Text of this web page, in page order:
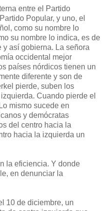
entre el Partido
Popular, y uno, el
como su nombre lo
su nombre lo indica, es de
y así gobierna. La señora
occidental mejor
países nórdicos tienen un
diferente y son de
pierde, suben los
Cuando pierde el
mismo sucede en
y demócratas
del centro hacia la
hacia la izquierda un
la eficiencia. Y donde
en denunciar la
10 de diciembre, un